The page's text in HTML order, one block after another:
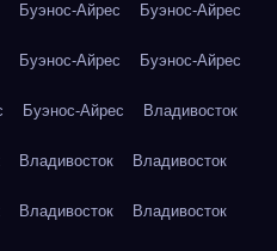
Буэнос-Айрес Буэнос-Айрес
Буэнос-Айрес Буэнос-Айрес
Буэнос-Айрес Владивосток
Владивосток Владивосток
Владивосток Владивосток